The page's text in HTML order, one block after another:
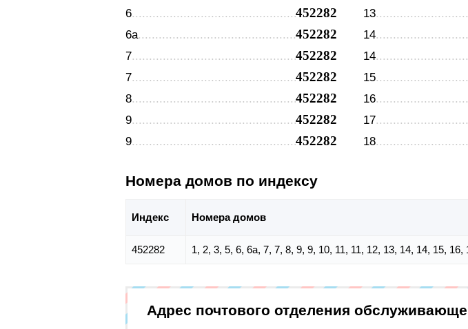
6 452282
6а 452282
7 452282
7 452282
8 452282
9 452282
9 452282
13
14
14
15
16
17
18
Номера домов по индексу
Индекс Номера домов
452282 1, 2, 3, 5, 6, 6а, 7, 7, 8, 9, 9, 10, 11, 11, 12, 13, 14, 14, 15,
Адрес почтового отделения